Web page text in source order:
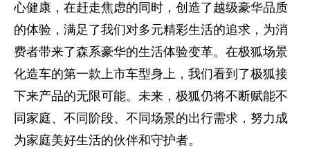
心健康，在赶走焦虑的同时，创造了越级豪华品质
的体验，满足了我们对多元精彩生活的追求，为消
费者带来了森系豪华的生活体验变革。在极狐场景
化造车的第一款上市车型身上，我们看到了极狐接
下来产品的无限可能。未来，极狐仍将不断赋能不
同家庭、不同阶段、不同场景的出行需求，努力成
为家庭美好生活的伙伴和守护者。